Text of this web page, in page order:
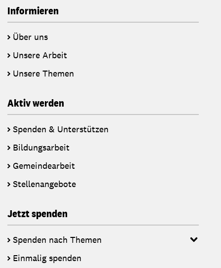
Informieren
Über uns
Unsere Arbeit
Unsere Themen
Aktiv werden
Spenden & Unterstützen
Bildungsarbeit
Gemeindearbeit
Stellenangebote
Jetzt spenden
Spenden nach Themen
Einmalig spenden